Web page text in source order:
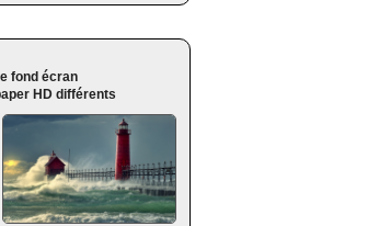
fond écran
HD différents